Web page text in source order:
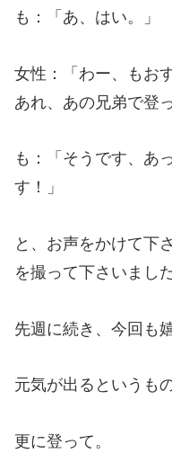
も：「あ、はい。」
女性：「わー、もお
あれ、あの兄弟で登
も：「そうです、あ
す！」
と、お声をかけて下
を撮って下さいました
先週に続き、今回も
元気が出るというも
更に登って。